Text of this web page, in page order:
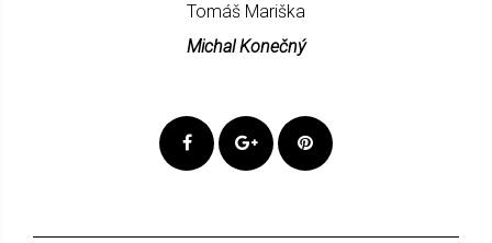
Tomáš Mariška
Michal Konečný